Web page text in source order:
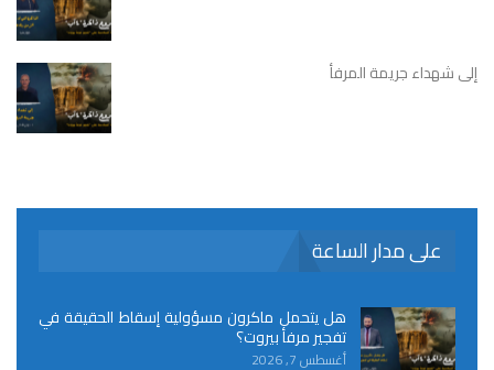
إلى شهداء جريمة المرفأ
على مدار الساعة
هل يتحمل ماكرون مسؤولية إسقاط الحقيقة في
تفجير مرفأ بيروت؟
أغسطس 7, 2026